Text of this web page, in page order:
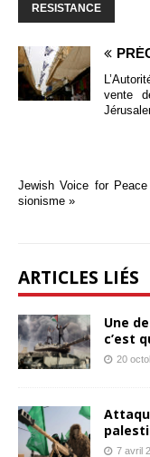
RESISTANCE
vente
Jewish Voice for
sionisme »
ARTICLES LIÉS
Une
c’est
20
7 avril